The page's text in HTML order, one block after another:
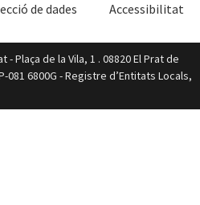
Accessibilitat
de dades
Plaça de la Vila, 1 . 08820 El Prat de
081 6800G - Registre d’Entitats Locals,